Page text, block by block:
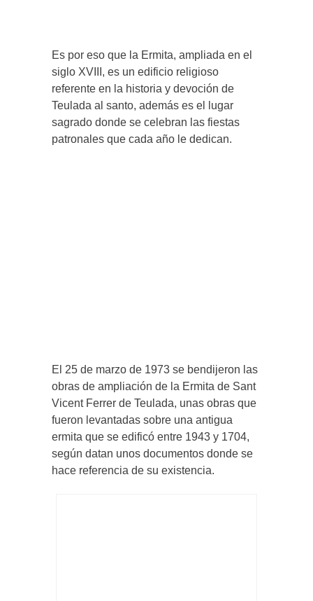
Es por eso que la Ermita, ampliada en el
siglo XVIII, es un edificio religioso
referente en la historia y devoción de
Teulada al santo, además es el lugar
sagrado donde se celebran las fiestas
patronales que cada año le dedican.
El 25 de marzo de 1973 se bendijeron las
obras de ampliación de la Ermita de Sant
Vicent Ferrer de Teulada, unas obras que
fueron levantadas sobre una antigua
ermita que se edificó entre 1943 y 1704,
según datan unos documentos donde se
hace referencia de su existencia.